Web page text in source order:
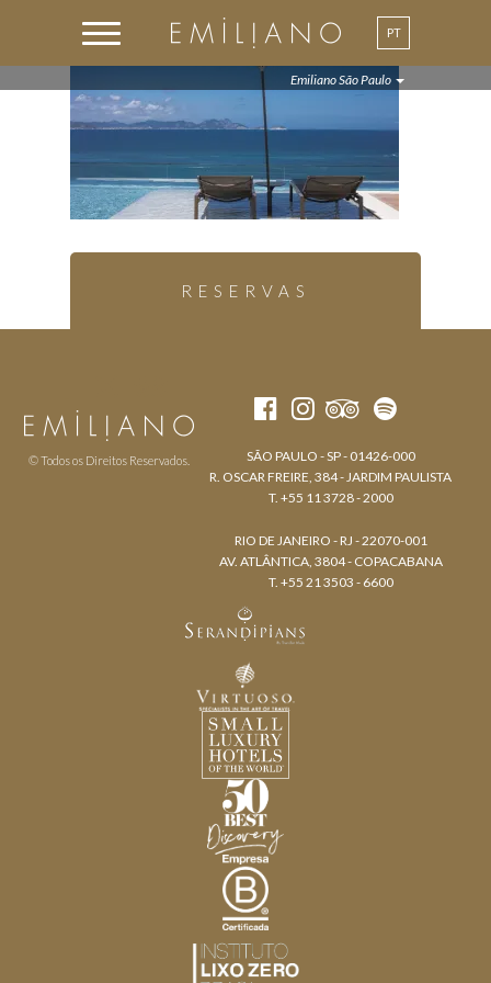
PT
Emiliano São Paulo
RESERVAS
© Todos os Direitos Reservados.
SÃO PAULO - SP - 01426-000
R. OSCAR FREIRE, 384 - JARDIM PAULISTA
T. +55 11 3728 - 2000
RIO DE JANEIRO - RJ - 22070-001
AV. ATLÂNTICA, 3804 - COPACABANA
T. +55 21 3503 - 6600